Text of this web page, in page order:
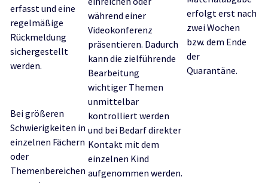
erfasst und eine
regelmäßige
Rückmeldung
sichergestellt
werden.
Bei größeren
Schwierigkeiten in
einzelnen Fächern
oder
Themenbereichen
während einer
Videokonferenz
präsentieren. Dadurch
kann die zielführende
Bearbeitung
wichtiger Themen
unmittelbar
kontrolliert werden
und bei Bedarf direkter
Kontakt mit dem
einzelnen Kind
aufgenommen werden.
erfolgt erst nach
zwei Wochen
bzw. dem Ende
der
Quarantäne.